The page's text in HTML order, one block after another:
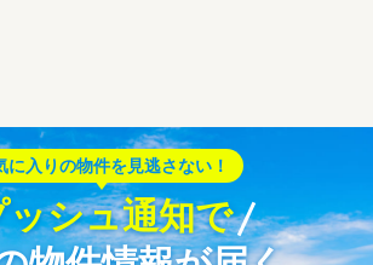
に入りの物件を見逃さない！
ッシュ通知で